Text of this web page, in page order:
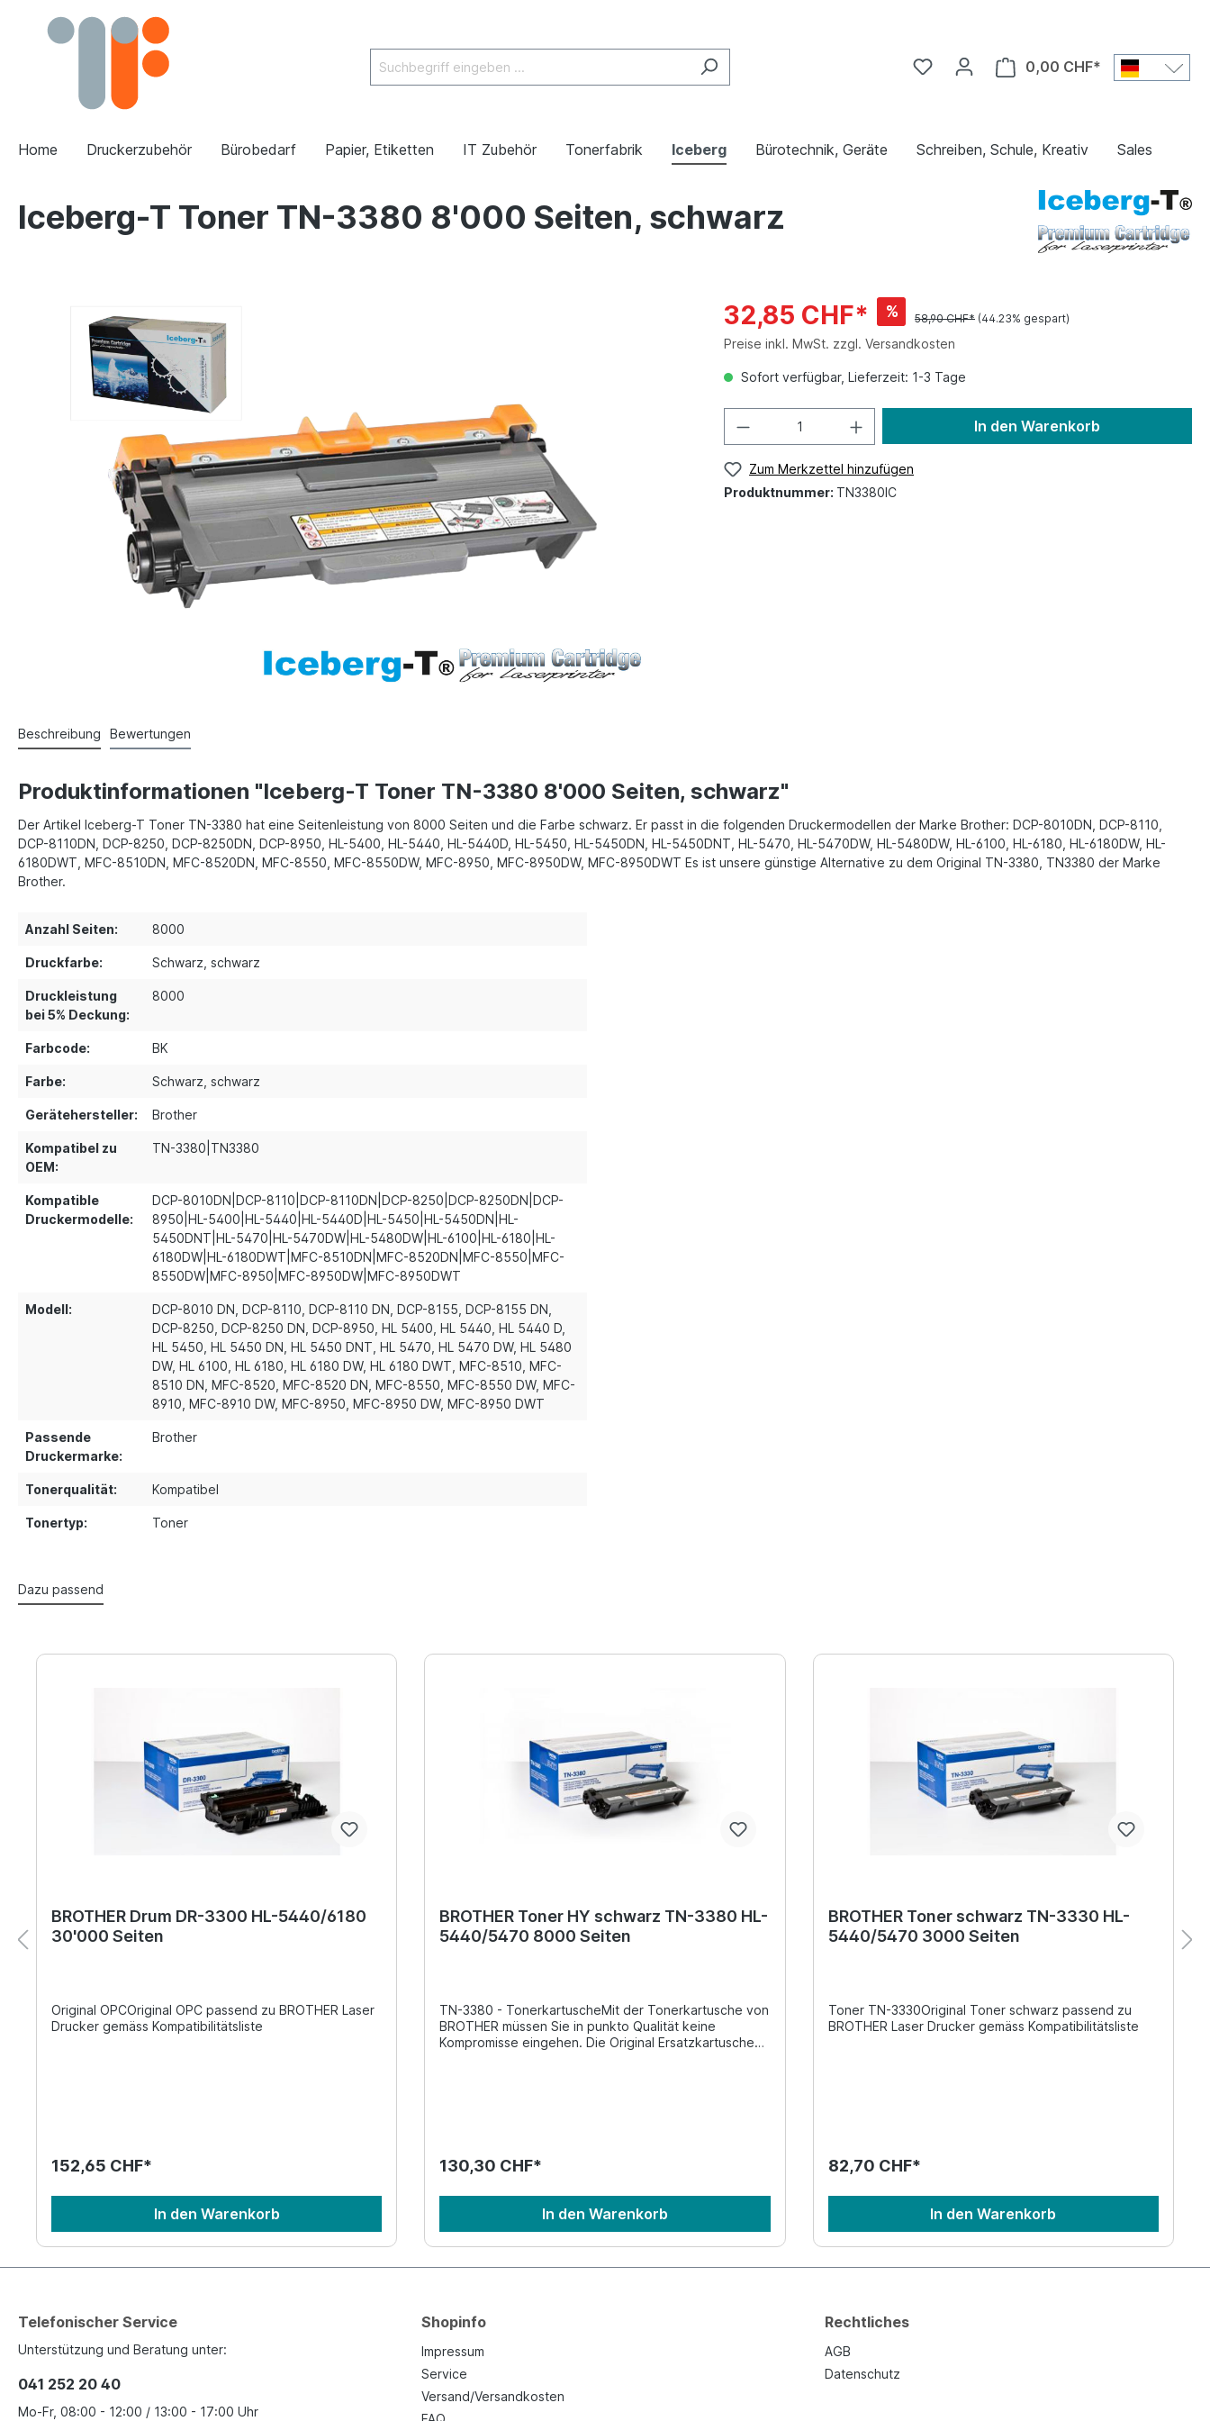
0,00 CHF*
Home Druckerzubehör Bürobedarf Papier, Etiketten IT Zubehör Tonerfabrik Iceberg Bürotechnik, Geräte Schreiben, Schule, Kreativ Sales
Iceberg-T Toner TN-3380 8'000 Seiten, schwarz
32,85 CHF* % 58,90 CHF* (44.23% gespart)
Preise inkl. MwSt. zzgl. Versandkosten
Sofort verfügbar, Lieferzeit: 1-3 Tage
In den Warenkorb
Zum Merkzettel hinzufügen
Produktnummer: TN3380IC
Beschreibung Bewertungen
Produktinformationen "Iceberg-T Toner TN-3380 8'000 Seiten, schwarz"
Der Artikel Iceberg-T Toner TN-3380 hat eine Seitenleistung von 8000 Seiten und die Farbe schwarz. Er passt in die folgenden Druckermodellen der Marke Brother: DCP-8010DN, DCP-8110,
DCP-8110DN, DCP-8250, DCP-8250DN, DCP-8950, HL-5400, HL-5440, HL-5440D, HL-5450, HL-5450DN, HL-5450DNT, HL-5470, HL-5470DW, HL-5480DW, HL-6100, HL-6180, HL-6180DW, HL-
6180DWT, MFC-8510DN, MFC-8520DN, MFC-8550, MFC-8550DW, MFC-8950, MFC-8950DW, MFC-8950DWT Es ist unsere günstige Alternative zu dem Original TN-3380, TN3380 der Marke
Brother.
Anzahl Seiten: 8000
Druckfarbe: Schwarz , schwarz
Druckleistung
bei 5% Deckung:
8000
Farbcode: BK
Farbe: Schwarz , schwarz
Gerätehersteller: Brother
Kompatibel zu
OEM:
TN-3380|TN3380
Kompatible
Druckermodelle:
DCP-8010DN|DCP-8110|DCP-8110DN|DCP-8250|DCP-8250DN|DCP-
8950|HL-5400|HL-5440|HL-5440D|HL-5450|HL-5450DN|HL-
5450DNT|HL-5470|HL-5470DW|HL-5480DW|HL-6100|HL-6180|HL-
6180DW|HL-6180DWT|MFC-8510DN|MFC-8520DN|MFC-8550|MFC-
8550DW|MFC-8950|MFC-8950DW|MFC-8950DWT
Modell: DCP-8010 DN , DCP-8110 , DCP-8110 DN , DCP-8155 , DCP-8155 DN
DCP-8250 , DCP-8250 DN , DCP-8950 , HL 5400 , HL 5440 , HL 5440 D
HL 5450 , HL 5450 DN , HL 5450 DNT , HL 5470 , HL 5470 DW, HL 5480
DW, HL 6100 , HL 6180 , HL 6180 DW, HL 6180 DWT , MFC-8510 , MFC-
8510 DN , MFC-8520 , MFC-8520 DN , MFC-8550 , MFC-8550 DW, MFC-
8910 , MFC-8910 DW, MFC-8950 , MFC-8950 DW, MFC-8950 DWT
Passende
Druckermarke:
Brother
Tonerqualität: Kompatibel
Tonertyp: Toner
Dazu passend
BROTHER Drum DR-3300 HL-5440/6180
30'000 Seiten
Original OPCOriginal OPC passend zu BROTHER Laser
Drucker gemäss Kompatibilitätsliste
152,65 CHF*
In den Warenkorb
BROTHER Toner HY schwarz TN-3380 HL-
5440/5470 8000 Seiten
TN-3380 - TonerkartuscheMit der Tonerkartusche von
BROTHER müssen Sie in punkto Qualität keine
Kompromisse eingehen. Die Original Ersatzkartusche
Original Brother Tonerkartuschen für PTS
130,30 CHF*
In den Warenkorb
BROTHER Toner schwarz TN-3330 HL-
5440/5470 3000 Seiten
Toner TN-3330Original Toner schwarz passend zu
BROTHER Laser Drucker gemäss Kompatibilitätsliste
82,70 CHF*
In den Warenkorb
Telefonischer Service
Unterstützung und Beratung unter:
041 252 20 40
Mo-Fr, 08:00 - 12:00 / 13:00 - 17:00 Uhr
Shopinfo
Impressum
Service
Versand/Versandkosten
Rechtliches
AGB
Datenschutz